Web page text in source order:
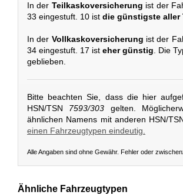
In der Teilkaskoversicherung ist der
33 eingestuft. 10 ist die günstigste aller
In der Vollkaskoversicherung ist der
34 eingestuft. 17 isteher günstig. Die
geblieben.
Bitte beachten Sie, dass die hier
HSN/TSN 7593/303 gelten.
ähnlichen Namens mit anderen HSN/
einen Fahrzeugtypen eindeutig.
Alle Angaben sind ohne Gewähr. Fehler oder
Ähnliche Fahrzeugtypen